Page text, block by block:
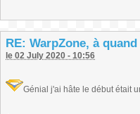
RE: WarpZone, à
le 02 July 2020 - 10:56
Génial j'ai hâte le début était